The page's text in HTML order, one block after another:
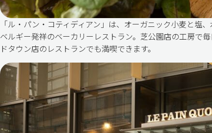
「ル・パン・コティディアン」は、オーガニック小麦と塩
ベルギー発祥のベーカリーレストラン。芝公園店の工房で
ドタウン店のレストランでも満喫できます。